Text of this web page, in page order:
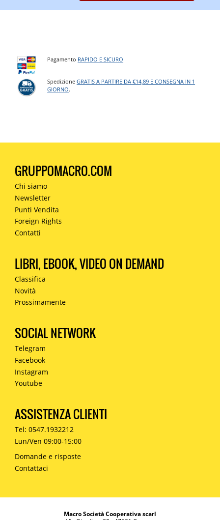
Pagamento RAPIDO E SICURO
SpedizioneGRATIS A PARTIRE DA €14,89 E CONSEGNA IN 1
GIORNO.
GRUPPOMACRO.COM
Chi siamo
Newsletter
Punti Vendita
Foreign Rights
Contatti
LIBRI, EBOOK, VIDEO ON DEMAND
Classifica
Novità
Prossimamente
SOCIAL NETWORK
Telegram
Facebook
Instagram
Youtube
ASSISTENZA CLIENTI
Tel: 0547.1932212
Lun/Ven 09:00-15:00
Domande e risposte
Contattaci
Macro Società Cooperativa scarl